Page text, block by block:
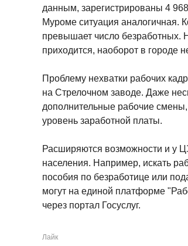
данным, зарегистрированы 4
Муроме ситуация аналогичная.
превышает число безработных.
приходится, наоборот в городе
Проблему нехватки рабочих
на Стрелочном заводе. Даже
дополнительные рабочие
уровень заработной платы.
Расширяются возможности и у
населения. Например, искать
пособия по безработице или
могут на единой платформе
через портал Госуслуг.
Лайк